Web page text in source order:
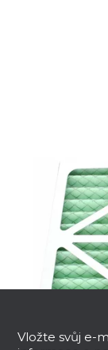
Vložte svůj e-